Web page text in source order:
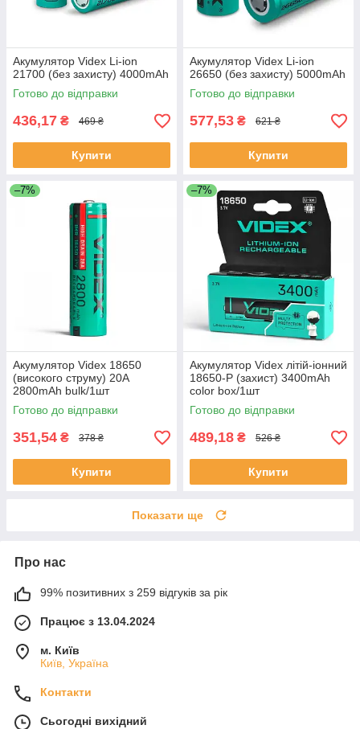
Акумулятор Videx Li-ion
21700 (без захисту) 4000mAh
Готово до відправки
436,17 ₴ 469 ₴
Купити
Акумулятор Videx Li-ion
26650 (без захисту) 5000mAh
Готово до відправки
577,53 ₴ 621 ₴
Купити
–7%
Акумулятор Videx 18650
(високого струму) 20A
2800mAh bulk/1шт
Готово до відправки
351,54 ₴ 378 ₴
Купити
–7%
Акумулятор Videx літій-іонний
18650-P (захист) 3400mAh
color box/1шт
Готово до відправки
489,18 ₴ 526 ₴
Купити
Показати ще
Про нас
99% позитивних з 259 відгуків за рік
Працює з 13.04.2024
м. Київ
Київ, Україна
Контакти
Сьогодні вихідний